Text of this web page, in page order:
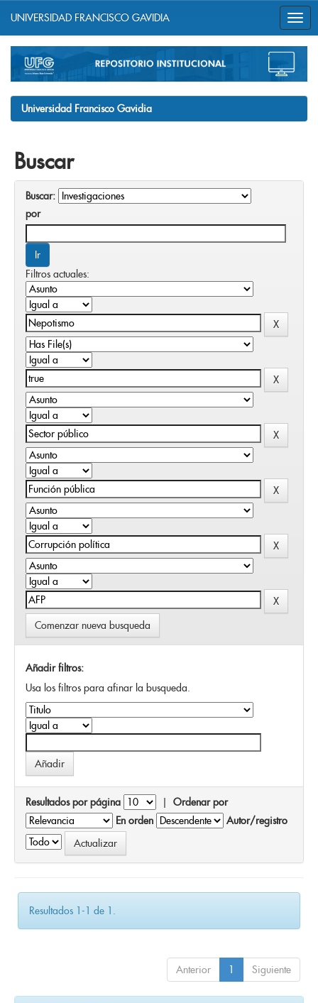
navigation
UNIVERSIDAD FRANCISCO GAVIDIA
Universidad Francisco Gavidia
Buscar
Buscar:
por
Filtros actuales:
Comenzar nueva busqueda
Añadir filtros:
Usa los filtros para afinar la busqueda.
Resultados por página | Ordenar por
En orden
Autor/registro
Resultados 1-1 de 1.
Anterior 1 Siguiente